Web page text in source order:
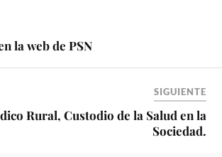
la web de PSN
SIGUIENTE
Rural, Custodio de la Salud en la
Sociedad.